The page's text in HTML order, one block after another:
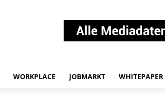
WORKPLACE JOBMARKT WHITEPAPER